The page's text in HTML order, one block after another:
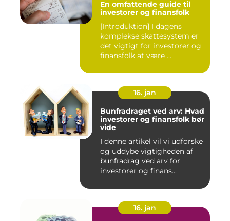
En omfattende guide til
investorer og finansfolk
[Introduktion] I dagens
komplekse skattesystem er
det vigtigt for investorer og
finansfolk at være ...
16. jan
Bunfradraget ved arv: Hvad
investorer og finansfolk bør
vide
I denne artikel vil vi udforske
og uddybe vigtigheden af
bunfradrag ved arv for
investorer og finans...
16. jan